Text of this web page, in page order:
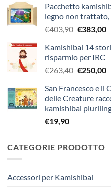
Pacchetto
legno non trattato,
€403,90 Il
originale
era:
€403,90.
€383,00Il
Kamishibai 14
risparmio per IRC
€263,40 Il
originale
era:
€263,40.
€250,00Il
è:
San Francesco e il
delle Creature
kamishibai
€19,90
CATEGORIE PRODOTTO
Accessori per Kamishibai